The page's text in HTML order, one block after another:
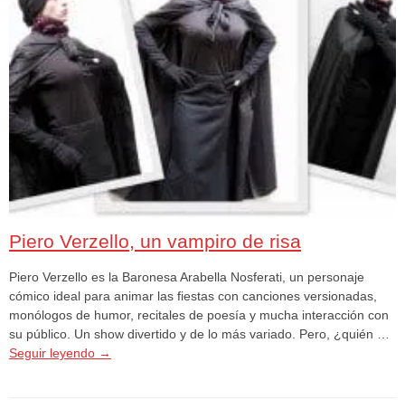
Piero Verzello, un vampiro de risa
Piero Verzello es la Baronesa Arabella Nosferati, un personaje
cómico ideal para animar las fiestas con canciones versionadas,
monólogos de humor, recitales de poesía y mucha interacción con
su público. Un show divertido y de lo más variado. Pero, ¿quién …
Seguir leyendo →